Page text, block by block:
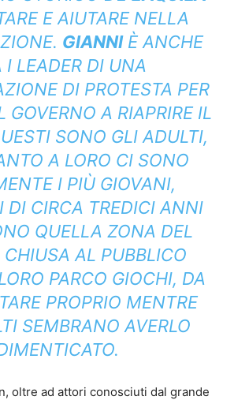
E AIUTARE NELLA
GIANNIÈ ANCHE
I LEADER DI UNA
DI PROTESTA PER
GOVERNO A RIAPRIRE IL
SONO GLI ADULTI,
A LORO CI SONO
I PIÙ GIOVANI,
DI CIRCA TREDICI ANNI
QUELLA ZONA DEL
CHIUSA AL PUBBLICO
PARCO GIOCHI, DA
PROPRIO MENTRE
SEMBRANO AVERLO
oltre ad attori conosciuti dal grande